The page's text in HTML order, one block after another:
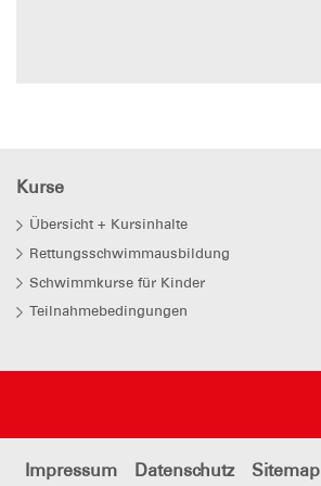
Kurse
Übersicht + Kursinhalte
Rettungsschwimmausbildung
Schwimmkurse für Kinder
Teilnahmebedingungen
Impressum Datenschutz Sitemap